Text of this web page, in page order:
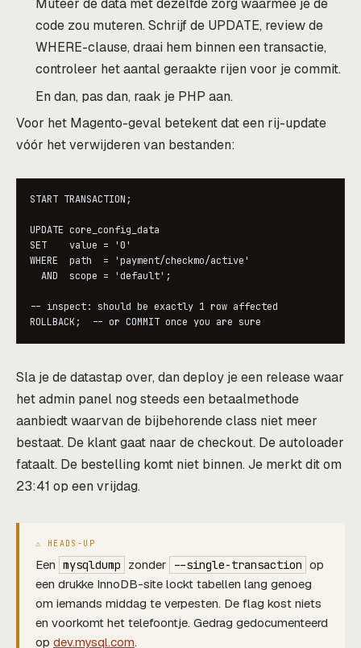
Muteer de data met dezelfde zorg waarmee je de
code zou muteren. Schrijf de UPDATE, review de
WHERE-clause, draai hem binnen een transactie,
controleer het aantal geraakte rijen voor je commit.
En dan, pas dan, raak je PHP aan.
Voor het Magento-geval betekent dat een rij-update
vóór het verwijderen van bestanden:
START TRANSACTION;
UPDATE core_config_data
SET    value = '0'
WHERE  path  = 'payment/checkmo/active'
  AND  scope = 'default';
-- inspect: should be exactly 1 row affected
Sla je de datastap over, dan deploy je een release waar
het admin panel nog steeds een betaalmethode
aanbiedt waarvan de bijbehorende class niet meer
bestaat. De klant gaat naar de checkout. De autoloader
fataalt. De bestelling komt niet binnen. Je merkt dit om
23:41 op een vrijdag.
Een mysqldump zonder --single-transaction op
een drukke InnoDB-site lockt tabellen lang genoeg
om iemands middag te verpesten. De flag kost niets
en voorkomt het telefoontje. Gedrag gedocumenteerd
op dev.mysql.com.